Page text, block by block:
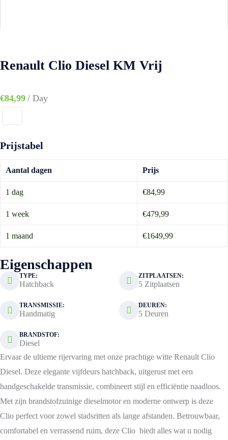
Renault Clio Diesel KM Vrij
€84,99 / Day
Prijstabel
Aantal dagen Prijs
1 dag €84,99
1 week €479,99
1 maand €1649,99
Eigenschappen
TYPE:
Hatchback
ZITPLAATSEN:
5 Zitplaatsen
TRANSMISSIE:
Handmatig
DEUREN:
5 Deuren
BRANDSTOF:
Diesel
Ervaar de ultieme rijervaring met onze prachtige witte Renault Clio
Diesel. Deze elegante vijfdeurs hatchback, uitgerust met een
handgeschakelde transmissie, combineert stijl en efficiëntie naadloos.
Met zijn brandstofzuinige dieselmotor en moderne ontwerp is deze
Clio perfect voor zowel stadsritten als lange afstanden. Betrouwbaar,
comfortabel en verrassend ruim, deze Clio biedt alles wat u nodig